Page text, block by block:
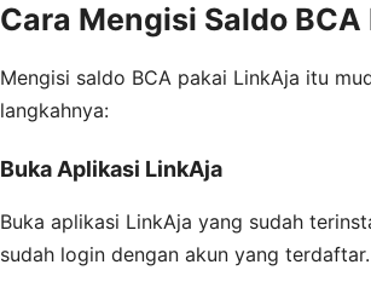
Cara Mengisi Saldo
Mengisi saldo BCA pakai LinkAja itu
langkahnya:
Buka Aplikasi LinkAja
Buka aplikasi LinkAja yang sudah
sudah login dengan akun yang terdaftar.